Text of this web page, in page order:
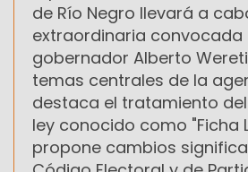
de Río Negro llevará a
extraordinaria convocada
gobernador Alberto
temas centrales de la
destaca el tratamiento
ley conocido como "Ficha
propone cambios